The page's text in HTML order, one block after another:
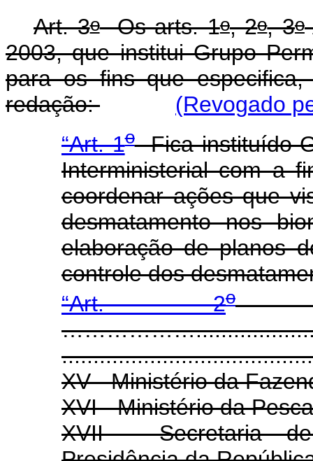
Art. 3oOs arts. 1o, 2o, 3o
2003, que institui Grupo
para os fins que
redação:
(Revogado
“Art. 1oFica instituído
Interministerial com a
coordenar ações que
desmatamento nos
elaboração de planos
controle dos
“Art. 2o
XV - Ministério da
XVI - Ministério da
XVII - Secretaria